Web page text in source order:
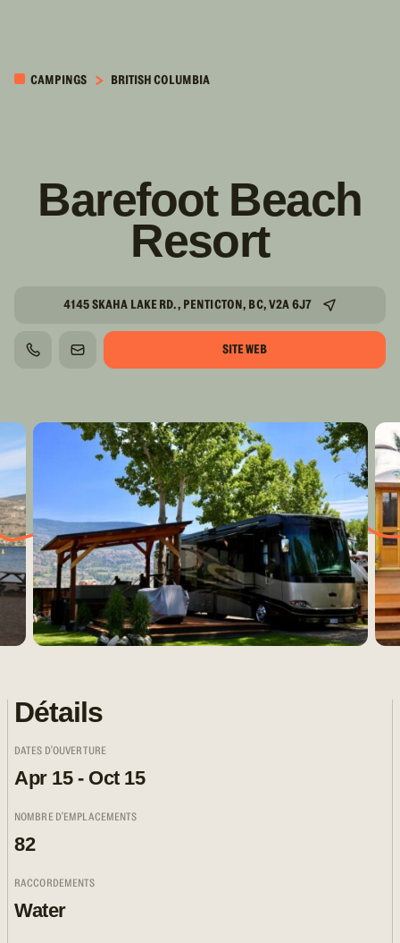
CONTENUCAMPINGS BRITISH COLUMBIA
Barefoot Beach
Resort
4145 SKAHA LAKE RD., PENTICTON, BC, V2A 6J7
TÉLÉPHONECOURRIEL SITE WEB
Détails
DATES D'OUVERTURE
Apr 15 - Oct 15
NOMBRE D'EMPLACEMENTS
82
RACCORDEMENTS
Water